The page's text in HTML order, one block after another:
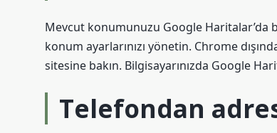
Mevcut konumunuzu Google Haritalar’da
konum ayarlarınızı yönetin. Chrome
sitesine bakın. Bilgisayarınızda Google
Telefondan